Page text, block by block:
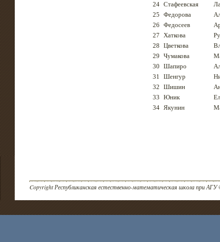
24 Стафеевская
25 Федорова
26 Федосеев
27 Хаткова
28 Цветкова
29 Чумакова
30 Шапиро
31 Шенгур
32 Шишин
33 Юник
34 Якунин
Copyright Республиканская естественно-математическая школа при АГУ